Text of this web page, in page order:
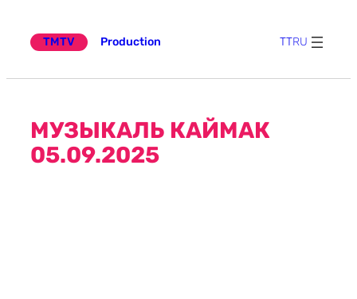
TMTV
Production TTRU
МУЗЫКАЛЬ КАЙМАК
05.09.2025